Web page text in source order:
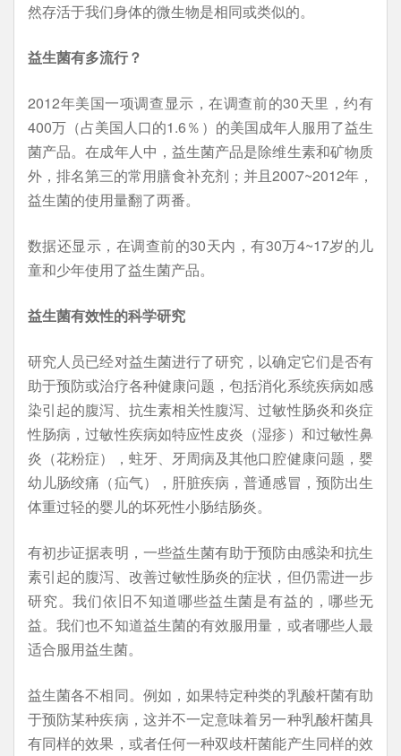
然存活于我们身体的微生物是相同或类似的。
益生菌有多流行？
2012年美国一项调查显示，在调查前的30天里，约有
400万（占美国人口的1.6％）的美国成年人服用了益生
菌产品。在成年人中，益生菌产品是除维生素和矿物质
外，排名第三的常用膳食补充剂；并且2007~2012年，
益生菌的使用量翻了两番。
数据还显示，在调查前的30天内，有30万4~17岁的儿
童和少年使用了益生菌产品。
益生菌有效性的科学研究
研究人员已经对益生菌进行了研究，以确定它们是否有
助于预防或治疗各种健康问题，包括消化系统疾病如感
染引起的腹泻、抗生素相关性腹泻、过敏性肠炎和炎症
性肠病，过敏性疾病如特应性皮炎（湿疹）和过敏性鼻
炎（花粉症），蛀牙、牙周病及其他口腔健康问题，婴
幼儿肠绞痛（疝气），肝脏疾病，普通感冒，预防出生
体重过轻的婴儿的坏死性小肠结肠炎。
有初步证据表明，一些益生菌有助于预防由感染和抗生
素引起的腹泻、改善过敏性肠炎的症状，但仍需进一步
研究。我们依旧不知道哪些益生菌是有益的，哪些无
益。我们也不知道益生菌的有效服用量，或者哪些人最
适合服用益生菌。
益生菌各不相同。例如，如果特定种类的乳酸杆菌有助
于预防某种疾病，这并不一定意味着另一种乳酸杆菌具
有同样的效果，或者任何一种双歧杆菌能产生同样的效